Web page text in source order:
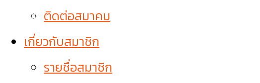
ติดต่อสมาคม
เกี่ยวกับสมาชิก
รายชื่อสมาชิก